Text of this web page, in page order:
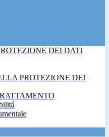
DEI DATI
PROTEZIONE DEI